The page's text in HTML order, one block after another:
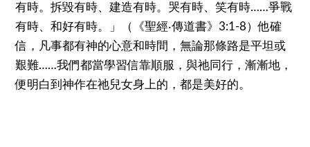
有時。拆毀有時、建造有時。哭有時、笑有時……爭戰
有時、和好有時。」（《聖經‧傳道書》3:1-8）他確
信，凡事都有神的心意和時間，無論那條路是平坦或
艱難……我們都當學習信靠順服，與祂同行，漸漸地，
便明白到神作在祂兒女身上的，都是美好的。